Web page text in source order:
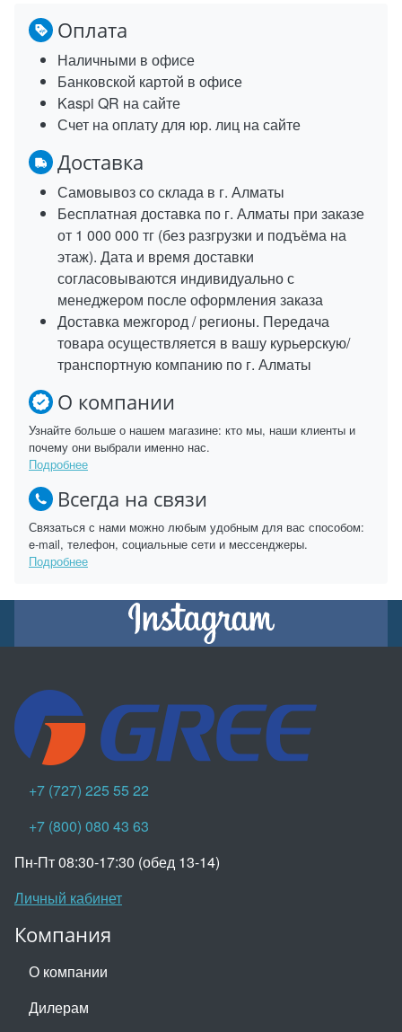
Оплата
Наличными в офисе
Банковской картой в офисе
Kaspi QR на сайте
Счет на оплату для юр. лиц на сайте
Доставка
Самовывоз со склада в г. Алматы
Бесплатная доставка по г. Алматы при заказе
от 1 000 000 тг (без разгрузки и подъёма на
этаж). Дата и время доставки
согласовываются индивидуально с
менеджером после оформления заказа
Доставка межгород / регионы. Передача
товара осуществляется в вашу курьерскую/
транспортную компанию по г. Алматы
О компании
Узнайте больше о нашем магазине: кто мы, наши клиенты и
почему они выбрали именно нас.
Подробнее
Всегда на связи
Связаться с нами можно любым удобным для вас способом:
e-mail, телефон, социальные сети и мессенджеры.
Подробнее
+7 (727) 225 55 22
+7 (800) 080 43 63
Пн-Пт 08:30-17:30 (обед 13-14)
Личный кабинет
Компания
О компании
Дилерам